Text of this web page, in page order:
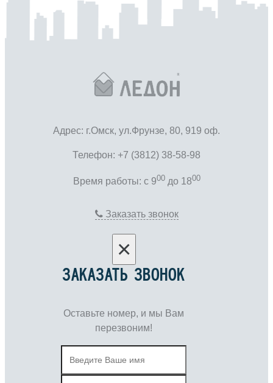
Адрес: г.Омск, ул.Фрунзе, 80, 919 оф.
Телефон: +7 (3812) 38-58-98
Время работы: c 900до 1800
Заказать звонок
×
ЗАКАЗАТЬ ЗВОНОК
Оставьте номер, и мы Вам
перезвоним!